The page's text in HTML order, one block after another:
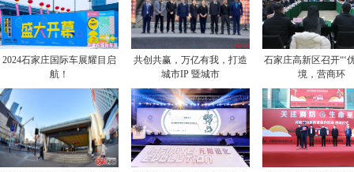
2024石家庄国际车展耀目启
航！
共创共赢，万亿有我，打造
城市IP 暨城市
石家庄高新区召开“‘
境，营商环